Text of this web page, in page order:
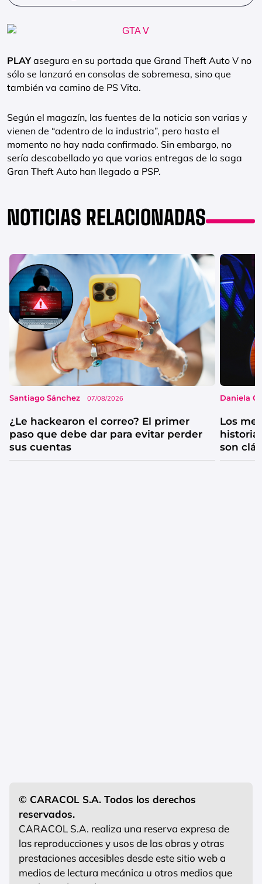
PLAYasegura en su portada que Grand Theft Auto V no
sólo se lanzará en consolas de sobremesa, sino que
también va camino de PS Vita.
Según el magazín, las fuentes de la noticia son varias y
vienen de “adentro de la industria”, pero hasta el
momento no hay nada confirmado. Sin embargo, no
sería descabellado ya que varias entregas de la saga
Gran Theft Auto han llegado a PSP.
NOTICIAS RELACIONADAS
Santiago Sánchez 07/08/2026
¿Le hackearon el correo? El primer
paso que debe dar para evitar perder
sus cuentas
Daniela
Los
historia
son
© CARACOL S.A. Todos los derechos
reservados.
CARACOL S.A. realiza una reserva expresa de
las reproducciones y usos de las obras y otras
prestaciones accesibles desde este sitio web a
medios de lectura mecánica u otros medios que